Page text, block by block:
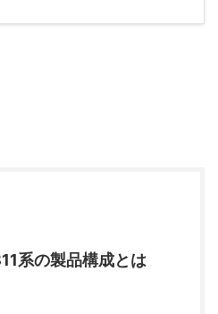
系の製品構成とは